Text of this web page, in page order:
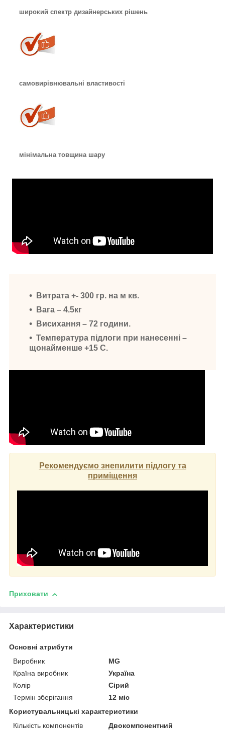
широкий спектр дизайнерських рішень
самовирівнювальні властивості
мінімальна товщина шару
Витрата +- 300 гр. на м кв.
Вага – 4.5кг
Висихання – 72 години.
Температура підлоги при нанесенні –
щонайменше +15 С.
Рекомендуємо знепилити підлогу та
приміщення
Приховати
Характеристики
Основні атрибути
Виробник
MG
Країна виробник
Україна
Колір
Сірий
Термін зберігання
12 міс
Користувальницькі характеристики
Кількість компонентів
Двокомпонентний